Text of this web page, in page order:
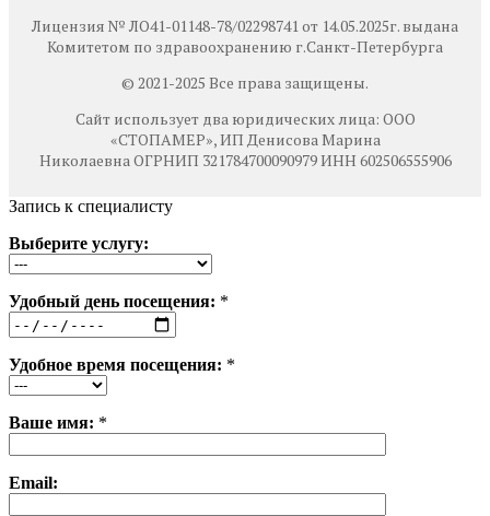
Лицензия № ЛО41-01148-78/02298741 от 14.05.2025г. выдана
Комитетом по здравоохранению г.Санкт-Петербурга
© 2021-2025 Все права защищены.
Сайт использует два юридических лица: ООО
«СТОПАМЕР», ИП Денисова Марина
Николаевна ОГРНИП 321784700090979 ИНН 602506555906
Запись к специалисту
Выберите услугу:
Удобный день посещения: *
Удобное время посещения: *
Ваше имя: *
Email: